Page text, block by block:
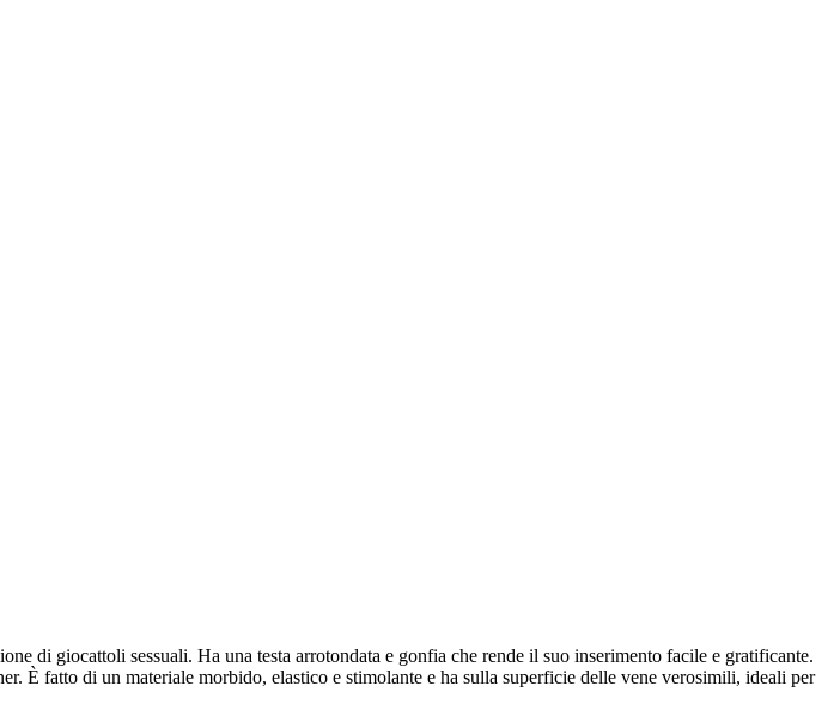
di giocattoli sessuali. Ha una testa arrotondata e gonfia che rende il suo inserimento facile e gratificante.
È fatto di un materiale morbido, elastico e stimolante e ha sulla superficie delle vene verosimili, ideali per